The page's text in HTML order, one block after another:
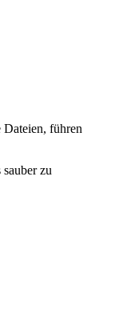
führen
zu